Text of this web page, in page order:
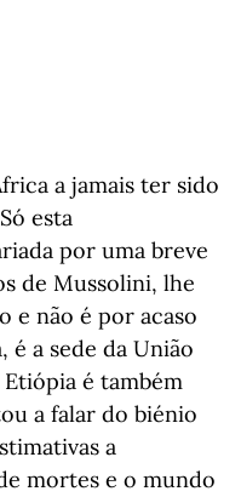
a jamais ter sido
esta
por uma breve
de Mussolini, lhe
e não é por acaso
é a sede da União
é também
a falar do biénio
a
mortes e o mundo